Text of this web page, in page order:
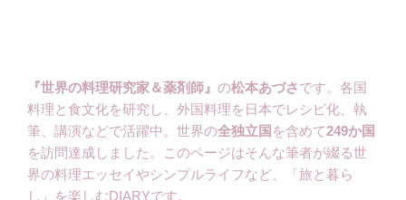
『世界の料理研究家＆薬剤師』 の松本あづさです。各国
料理と食文化を研究し、外国料理を日本でレシピ化、執
筆、講演などで活躍中。世界の全独立国 を含めて249か国
を訪問達成しました。このページはそんな筆者が綴る世
界の料理エッセイやシンプルライフなど、「旅と暮ら
し」を楽しむDIARYです。